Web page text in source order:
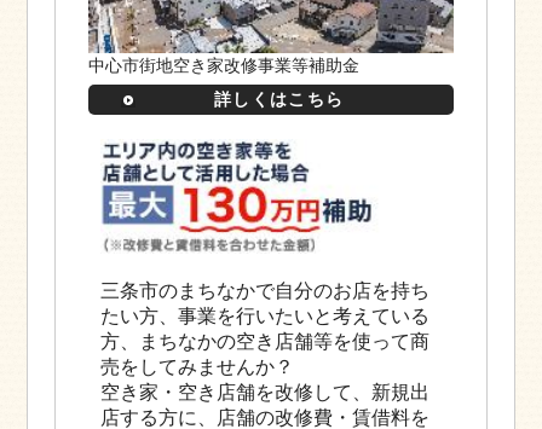
中心市街地空き家改修事業等補助金
詳しくはこちら
三条市のまちなかで自分のお店を持ち
たい方、事業を行いたいと考えている
方、まちなかの空き店舗等を使って商
売をしてみませんか？
空き家・空き店舗を改修して、新規出
店する方に、店舗の改修費・賃借料を